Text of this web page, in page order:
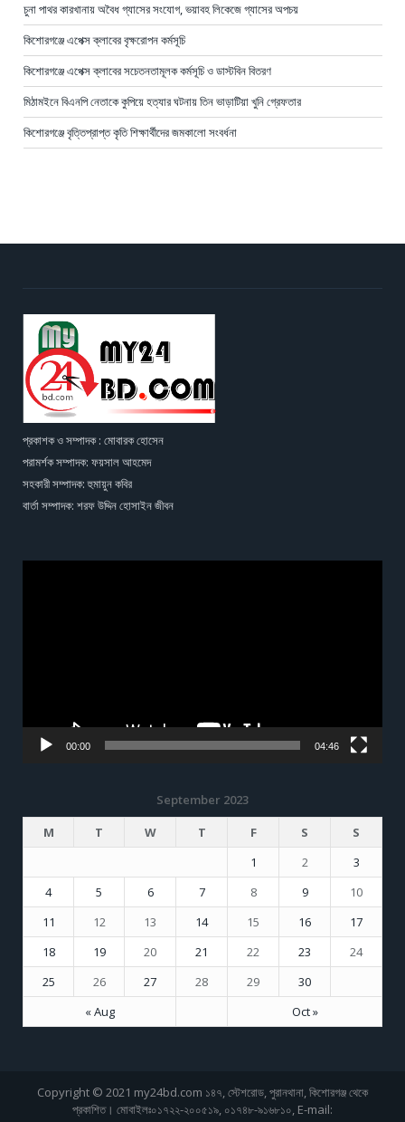
চুনা পাথর কারখানায় অবৈধ গ্যাসের সংযোগ, ভয়াবহ লিকেজে গ্যাসের অপচয়
কিশোরগঞ্জে এপেক্স ক্লাবের বৃক্ষরোপন কর্মসূচি
কিশোরগঞ্জে এপেক্স ক্লাবের সচেতনতামূলক কর্মসূচি ও ডাস্টবিন বিতরণ
মিঠামইনে বিএনপি নেতাকে কুপিয়ে হত্যার ঘটনায় তিন ভাড়াটিয়া খুনি গ্রেফতার
কিশোরগঞ্জে বৃত্তিপ্রাপ্ত কৃতি শিক্ষার্থীদের জমকালো সংবর্ধনা
প্রকাশক ও সম্পাদক : মোবারক হোসেন
পরামর্শক সম্পাদক: ফয়সাল আহমেদ
সহকারী সম্পাদক: হুমায়ুন কবির
বার্তা সম্পাদক: শরফ উদ্দিন হোসাইন জীবন
00:00 04:46
September 2023
M
T W T F S S
« Aug Oct »
1 2
3
4
5 6 7 8 9
10
11
12 13 14 15 16
17
18
19 20 21 22 23
24
25
26 27 28 29 30
Copyright © 2021 my24bd.com ১৪৭, স্টেশরোড, পুরানথানা, কিশোরগঞ্জ থেকে
প্রকাশিত। মোবাইলঃ০১৭২২-২০০৫১৯, ০১৭৪৮-৯১৬৮১০, E-mail: